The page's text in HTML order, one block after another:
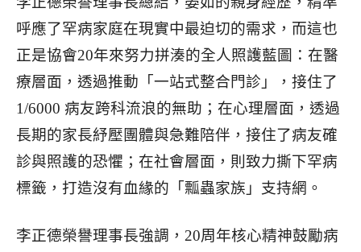
呼應了罕病家庭在現實中最迫切的需求，而這也
正是協會20年來努力拼湊的全人照護藍圖：在醫
療層面，透過推動「一站式整合門診」，接住了
1/6000 病友跨科流浪的無助；在心理層面，透過
長期的家長紓壓團體與急難陪伴，接住了病友確
診與照護的恐懼；在社會層面，則致力撕下罕病
標籤，打造沒有血緣的「瓢蟲家族」 支持網。
李正德榮譽理事長強調，20周年核心精神鼓勵病